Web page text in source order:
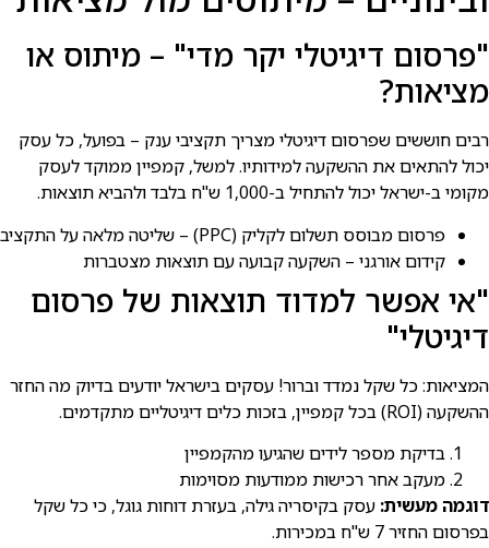
"פרסום דיגיטלי יקר מדי" – מיתוס או
מציאות?
רבים חוששים שפרסום דיגיטלי מצריך תקציבי ענק – בפועל, כל עסק
יכול להתאים את ההשקעה למידותיו. למשל, קמפיין ממוקד לעסק
מקומי ב-ישראל יכול להתחיל ב-1,000 ש"ח בלבד ולהביא תוצאות.
פרסום מבוסס תשלום לקליק (PPC) – שליטה מלאה על התקציב
קידום אורגני – השקעה קבועה עם תוצאות מצטברות
"אי אפשר למדוד תוצאות של פרסום
דיגיטלי"
המציאות: כל שקל נמדד וברור! עסקים בישראל יודעים בדיוק מה החזר
ההשקעה (ROI) בכל קמפיין, בזכות כלים דיגיטליים מתקדמים.
בדיקת מספר לידים שהגיעו מהקמפיין
מעקב אחר רכישות ממודעות מסוימות
דוגמה מעשית: עסק בקיסריה גילה, בעזרת דוחות גוגל, כי כל שקל
בפרסום החזיר 7 ש"ח במכירות.